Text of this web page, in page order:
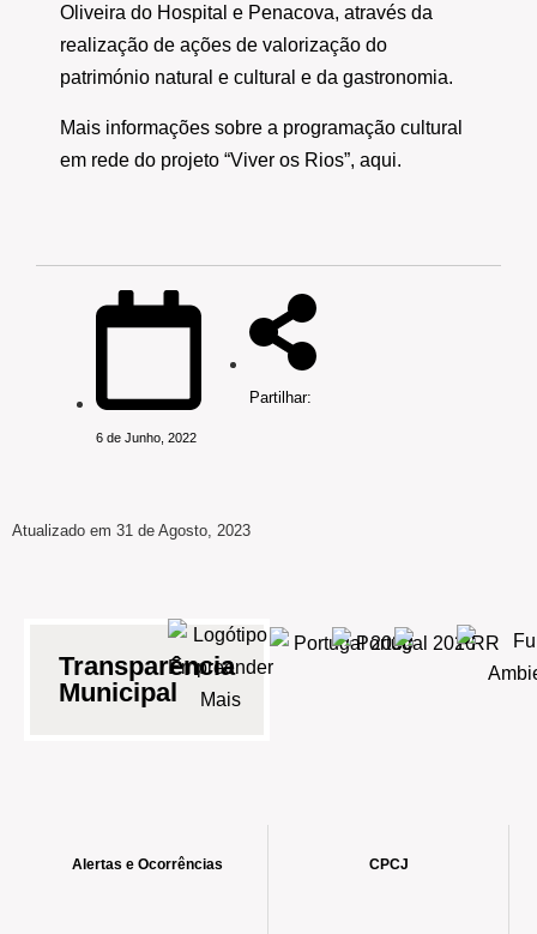
Oliveira do Hospital e Penacova, através da
realização de ações de valorização do
património natural e cultural e da gastronomia.
Mais informações sobre a programação cultural
em rede do projeto “Viver os Rios”, aqui.
6 de Junho, 2022
Partilhar:
Atualizado em 31 de Agosto, 2023
Transparência
Municipal
Alertas e Ocorrências CPCJ